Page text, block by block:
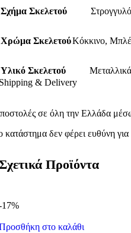
Σχήμα Σκελετού Στρογγυλό
Χρώμα ΣκελετούΚόκκινο, Μπλέ
Υλικό Σκελετού
Μεταλλικά
& Delivery
σε όλη την Ελλάδα
κατάστημα δεν φέρει ευθύνη
Προϊόντα
17%
στο καλάθι